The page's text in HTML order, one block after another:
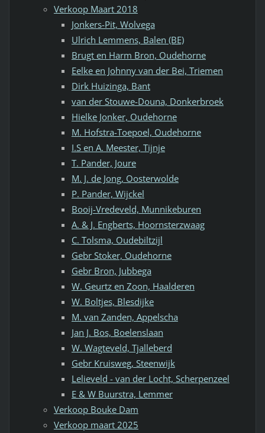
Verkoop Maart 2018
Jonkers-Pit, Wolvega
Ulrich Lemmens, Balen (BE)
Brugt en Harm Bron, Oudehorne
Eelke en Johnny van der Bei, Triemen
Dirk Huizinga, Bant
van der Stouwe-Douna, Donkerbroek
Hielke Jonker, Oudehorne
M. Hofstra-Toepoel, Oudehorne
I.S en A. Meester, Tijnje
T. Pander, Joure
M. J. de Jong, Oosterwolde
P. Pander, Wijckel
Booij-Vredeveld, Munnikeburen
A. & J. Engberts, Hoornsterzwaag
C. Tolsma, Oudebiltzijl
Gebr Stoker, Oudehorne
Gebr Bron, Jubbega
W. Geurtz en Zoon, Haalderen
W. Boltjes, Blesdijke
M. van Zanden, Appelscha
Jan J. Bos, Boelenslaan
W. Wagteveld, Tjalleberd
Gebr Kruisweg, Steenwijk
Lelieveld - van der Locht, Scherpenzeel
E & W Buurstra, Lemmer
Verkoop Bouke Dam
Verkoop maart 2025